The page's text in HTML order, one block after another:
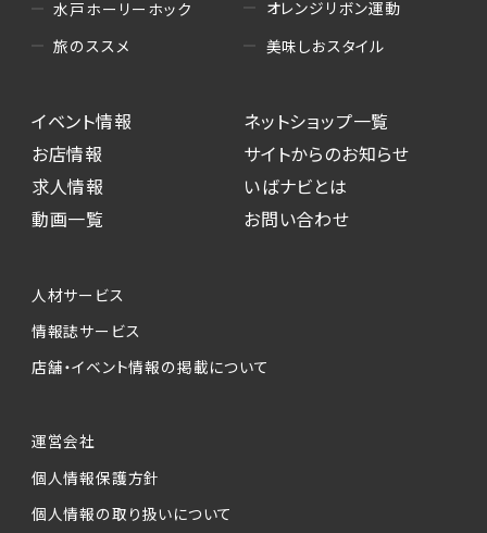
水戸ホーリーホック
旅のススメ
オレンジリボン運動
美味しおスタイル
イベント情報
お店情報
求人情報
動画一覧
ネットショップ一覧
サイトからのお知らせ
いばナビとは
お問い合わせ
人材サービス
情報誌サービス
店舗・イベント情報の掲載について
運営会社
個人情報保護方針
個人情報の取り扱いについて